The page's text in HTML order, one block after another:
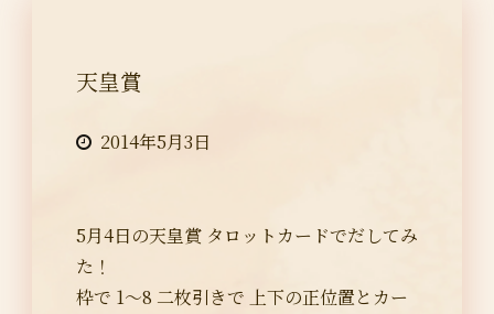
天皇賞
2014年5月3日
5月4日の天皇賞 タロットカードでだしてみ
た！
枠で 1〜8 二枚引きで 上下の正位置とカー